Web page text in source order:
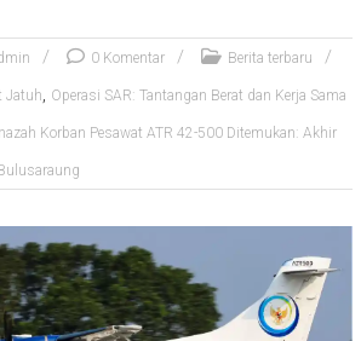
0 Komentar Berita terbaru
Jatuh, Operasi SAR: Tantangan Berat dan Kerja Sama
Korban Pesawat ATR 42-500 Ditemukan: Akhir